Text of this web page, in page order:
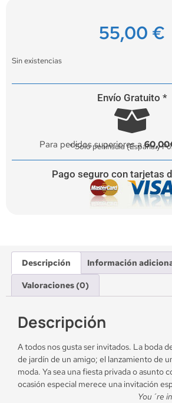
55,00 €
Sin existencias
Envío Gratuito *
Para pedidos superiores a
* Solo península (España y
Pago seguro con tarjetas
Descripción Información
Valoraciones (0)
Descripción
A todos nos gusta ser invitados. La boda
de jardín de un amigo; el lanzamiento de
moda. Ya sea una fiesta privada o asunto
ocasión especial merece una
You´re